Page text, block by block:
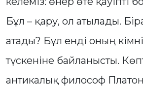
Бұл – қару, ол атылады.
атады? Бұл енді оның
түскеніне байланысты.
антикалық философ